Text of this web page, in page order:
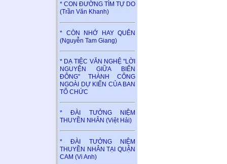
* CON ĐƯỜNG TÌM TỰ DO
(Trần Văn Khanh)
* CÒN NHỚ HAY QUÊN
(Nguyễn Tam Giang)
* DẠ TIỆC VĂN NGHỆ "LỜI
NGUYỆN GIỮA BIỂN
ĐÔNG" THÀNH CÔNG
NGOÀI DỰ KIẾN CỦA BAN
TỔ CHỨC
* ĐÀI TƯỞNG NIỆM
THUYỀN NHÂN (Việt Hải)
* ĐÀI TƯỞNG NIỆM
THUYỀN NHÂN TẠI QUẬN
CAM (Vi Anh)